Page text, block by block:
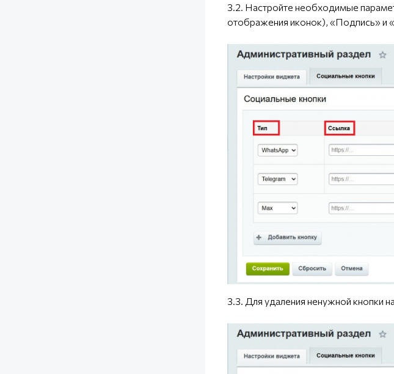
3.2. Настройте необходимые
отображения иконок), «Подпись» и
3.3. Для удаления ненужной кнопки